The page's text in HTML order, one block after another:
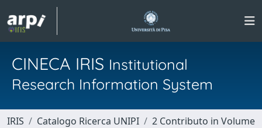
CINECA IRIS Institutional
Research Information System
IRIS Catalogo Ricerca UNIPI
2 Contributo in Volume